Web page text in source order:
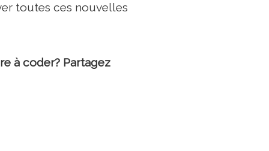
toutes ces nouvelles
à coder? Partagez